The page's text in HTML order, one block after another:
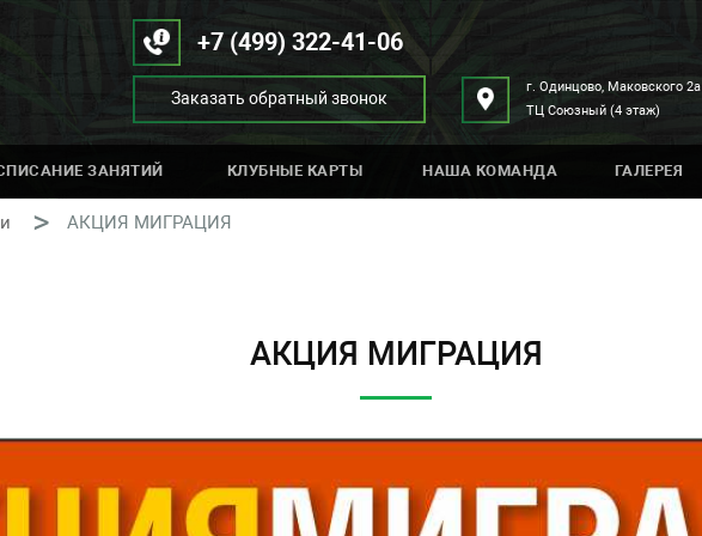
+7 (499) 322-41-06
Заказать обратный звонок
г. Одинцово, Маковского 2а
ТЦ Союзный (4 этаж)
ЗАНЯТИЙ КЛУБНЫЕ КАРТЫ НАША КОМАНДА ГАЛЕРЕЯ
> АКЦИЯ МИГРАЦИЯ
АКЦИЯ МИГРАЦИЯ